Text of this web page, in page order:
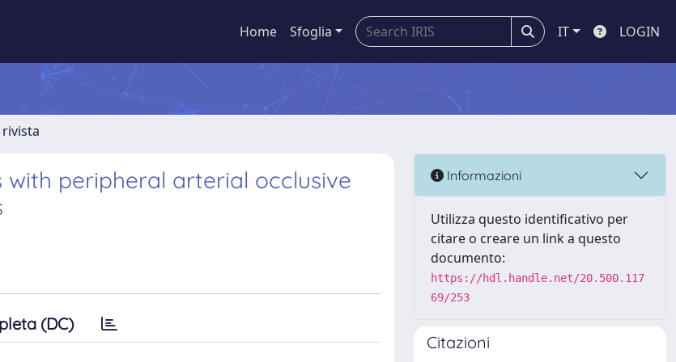
Home Sfoglia IT LOGIN
with peripheral arterial occlusive
(DC)
Informazioni
Utilizza questo identificativo per
citare o creare un link a questo
documento:
https://hdl.handle.net/20.500.117
69/253
Citazioni